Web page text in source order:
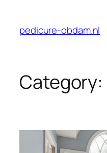
content
pedicure-obdam.nl
Category: